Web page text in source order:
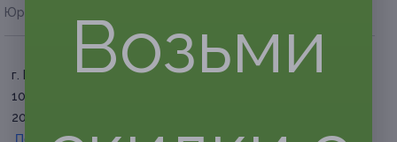
Юридическая информация о партнёре
г. Брянск, пр-т Ленина, д.
100
20 ноября – начало в 20.00;
Показать номер телефона
Возьми